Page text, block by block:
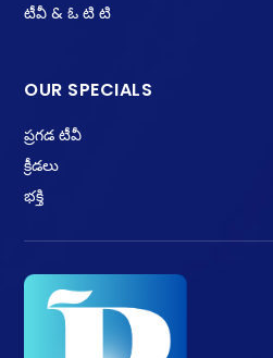
టీవీ & ఓ టి టి
OUR SPECIALS
ప్రగడ టీవీ
క్రీడలు
భక్తి